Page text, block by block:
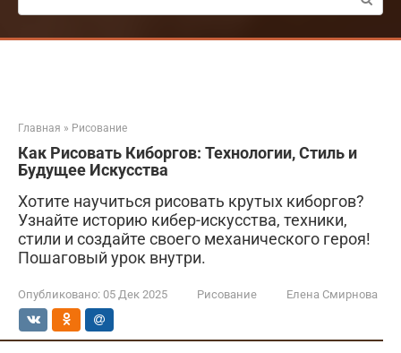
Главная » Рисование
Как Рисовать Киборгов: Технологии, Стиль и
Будущее Искусства
Хотите научиться рисовать крутых киборгов?
Узнайте историю кибер-искусства, техники,
стили и создайте своего механического героя!
Пошаговый урок внутри.
Опубликовано: 05 Дек 2025 Рисование Елена Смирнова